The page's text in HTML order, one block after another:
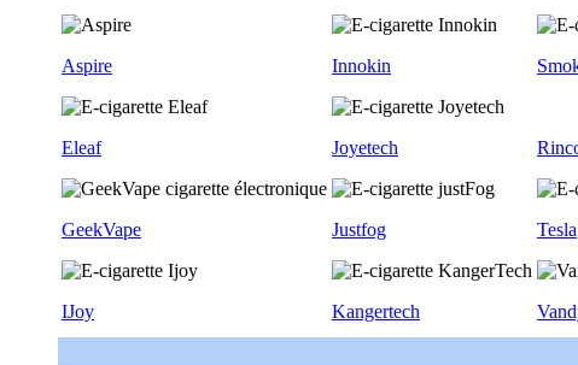
Aspire
Eleaf
GeekVape
IJoy
Innokin
Joyetech
Justfog
Kangertech
Tesla